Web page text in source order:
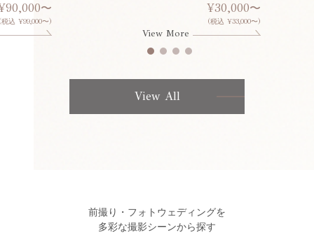
〜
(税込 ¥99,000〜)
¥30,000〜
(税込 ¥33,000〜)
View More
View All
前撮り・フォトウェディングを
多彩な撮影シーンから探す